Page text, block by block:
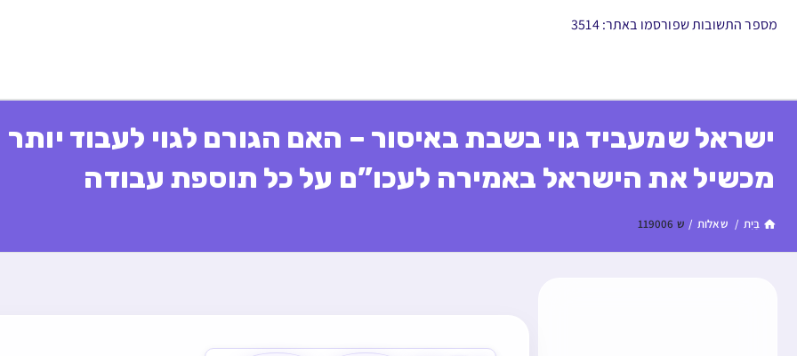
מספר התשובות שפורסמו באתר: 3514
ישראל שמעביד גוי בשבת באיסור – האם הגורם לגוי לעבוד יותר
מכשיל את הישראל באמירה לעכו”ם על כל תוספת עבודה
בַּיִת / שאלות / ש 119006